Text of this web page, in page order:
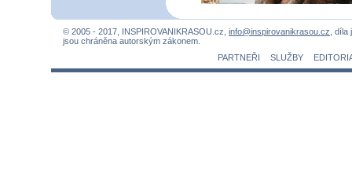
© 2005 - 2017, INSPIROVANIKRASOU.cz, info@inspirovanikrasou.cz ,
jsou chráněna autorským zákonem.
PARTNEŘI
SLUŽBY